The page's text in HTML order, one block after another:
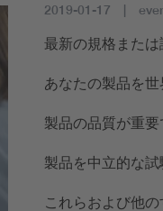
2019-01-17
最新の規格また
あなたの製品を
製品の品質が重要
製品を中立的な
これらおよび他